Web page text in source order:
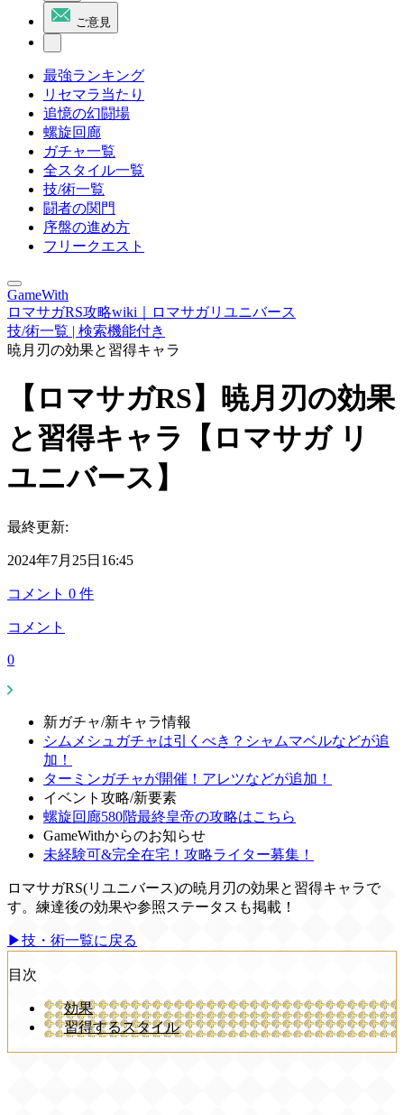
ご意見
最強ランキング
リセマラ当たり
追憶の幻闘場
螺旋回廊
ガチャ一覧
全スタイル一覧
技/術一覧
闘者の関門
序盤の進め方
フリークエスト
GameWith
ロマサガRS攻略wiki｜ロマサガリユニバース
技/術一覧 | 検索機能付き
暁月刃の効果と習得キャラ
【ロマサガRS】暁月刃の効果
と習得キャラ【ロマサガ リ
ユニバース】
最終更新:
2024年7月25日16:45
コメント 0 件
コメント
0
新ガチャ/新キャラ情報
シムメシュガチャは引くべき？シャムマベルなどが追
加！
ターミンガチャが開催！アレツなどが追加！
イベント攻略/新要素
螺旋回廊580階最終皇帝の攻略はこちら
GameWithからのお知らせ
未経験可&完全在宅！攻略ライター募集！
ロマサガRS(リユニバース)の暁月刃の効果と習得キャラで
す。練達後の効果や参照ステータスも掲載！
▶技・術一覧に戻る
目次
効果
習得するスタイル